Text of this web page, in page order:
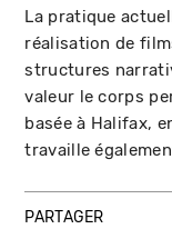
La pratique
réalisation de
structures
valeur le corps
basée à Halifax,
travaille
PARTAGER